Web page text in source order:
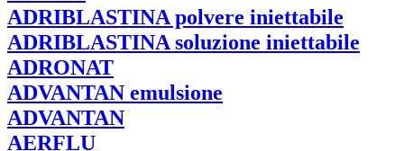
ADRIBLASTINA polvere iniettabile
ADRIBLASTINA soluzione iniettabile
ADRONAT
ADVANTAN emulsione
ADVANTAN
AERFLU